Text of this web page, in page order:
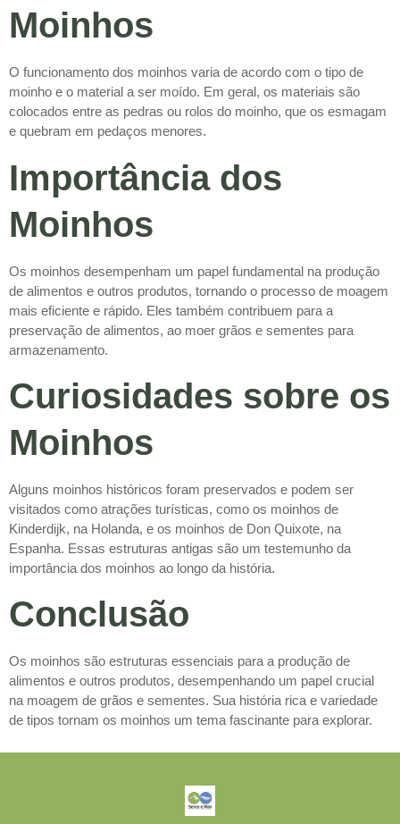
Moinhos
O funcionamento dos moinhos varia de acordo com o tipo de
moinho e o material a ser moído. Em geral, os materiais são
colocados entre as pedras ou rolos do moinho, que os esmagam
e quebram em pedaços menores.
Importância dos
Moinhos
Os moinhos desempenham um papel fundamental na produção
de alimentos e outros produtos, tornando o processo de moagem
mais eficiente e rápido. Eles também contribuem para a
preservação de alimentos, ao moer grãos e sementes para
armazenamento.
Curiosidades sobre os
Moinhos
Alguns moinhos históricos foram preservados e podem ser
visitados como atrações turísticas, como os moinhos de
Kinderdijk, na Holanda, e os moinhos de Don Quixote, na
Espanha. Essas estruturas antigas são um testemunho da
importância dos moinhos ao longo da história.
Conclusão
Os moinhos são estruturas essenciais para a produção de
alimentos e outros produtos, desempenhando um papel crucial
na moagem de grãos e sementes. Sua história rica e variedade
de tipos tornam os moinhos um tema fascinante para explorar.